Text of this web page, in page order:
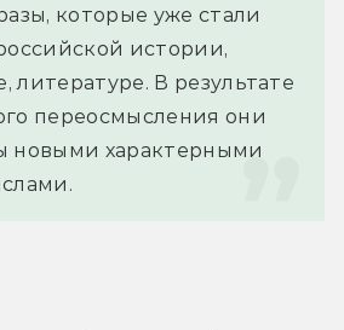
которые уже стали
истории,
литературе. В результате
переосмысления они
новыми характерными